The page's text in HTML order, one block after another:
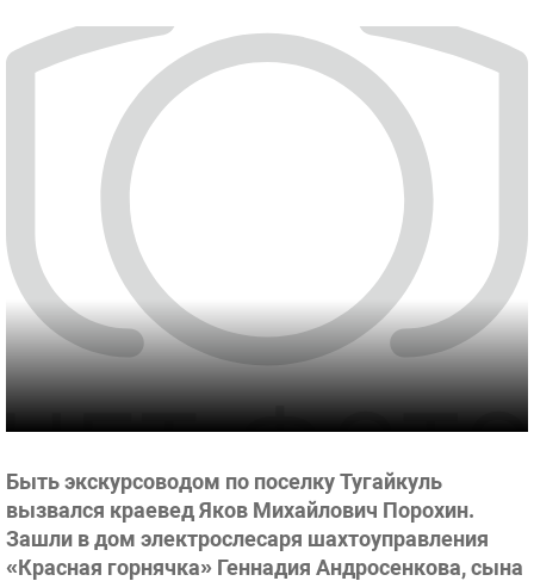
Быть экскурсоводом по поселку Тугайкуль
вызвался краевед Яков Михайлович Порохин.
Зашли в дом электрослесаря шахтоуправления
«Красная горнячка» Геннадия Андросенкова, сына